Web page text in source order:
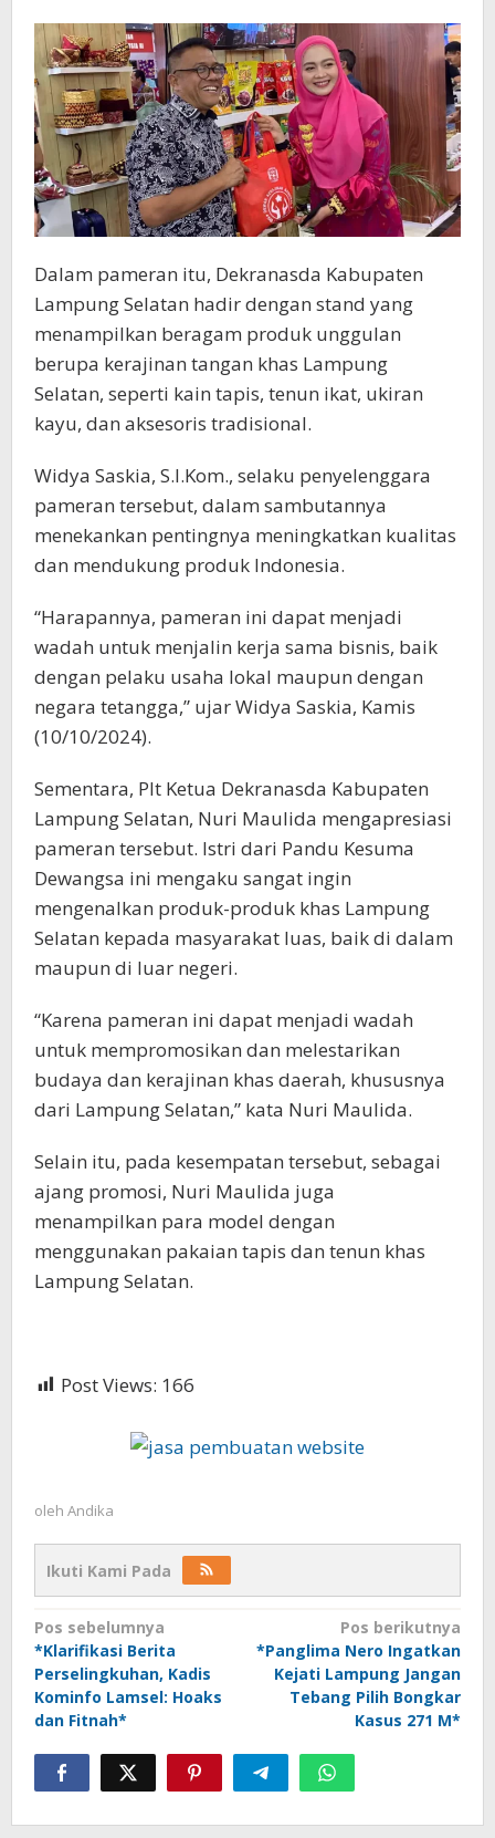
Dalam pameran itu, Dekranasda Kabupaten
Lampung Selatan hadir dengan stand yang
menampilkan beragam produk unggulan
berupa kerajinan tangan khas Lampung
Selatan, seperti kain tapis, tenun ikat, ukiran
kayu, dan aksesoris tradisional.
Widya Saskia, S.I.Kom., selaku penyelenggara
pameran tersebut, dalam sambutannya
menekankan pentingnya meningkatkan kualitas
dan mendukung produk Indonesia.
“Harapannya, pameran ini dapat menjadi
wadah untuk menjalin kerja sama bisnis, baik
dengan pelaku usaha lokal maupun dengan
negara tetangga,” ujar Widya Saskia, Kamis
(10/10/2024).
Sementara, Plt Ketua Dekranasda Kabupaten
Lampung Selatan, Nuri Maulida mengapresiasi
pameran tersebut. Istri dari Pandu Kesuma
Dewangsa ini mengaku sangat ingin
mengenalkan produk-produk khas Lampung
Selatan kepada masyarakat luas, baik di dalam
maupun di luar negeri.
“Karena pameran ini dapat menjadi wadah
untuk mempromosikan dan melestarikan
budaya dan kerajinan khas daerah, khususnya
dari Lampung Selatan,” kata Nuri Maulida.
Selain itu, pada kesempatan tersebut, sebagai
ajang promosi, Nuri Maulida juga
menampilkan para model dengan
menggunakan pakaian tapis dan tenun khas
Lampung Selatan.
Post Views: 166
oleh Andika
Ikuti Kami Pada
Navigasi
pos
Pos sebelumnya
*Klarifikasi Berita
Perselingkuhan, Kadis
Kominfo Lamsel: Hoaks
dan Fitnah*
Pos berikutnya
*Panglima Nero Ingatkan
Kejati Lampung Jangan
Tebang Pilih Bongkar
Kasus 271 M*